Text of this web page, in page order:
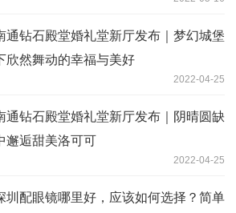
通钻石殿堂婚礼堂新厅发布｜梦幻城堡
欣然舞动的幸福与美好
2022-04-25
通钻石殿堂婚礼堂新厅发布｜阴晴圆缺
邂逅甜美洛可可
2022-04-25
圳配眼镜哪里好，应该如何选择？简单